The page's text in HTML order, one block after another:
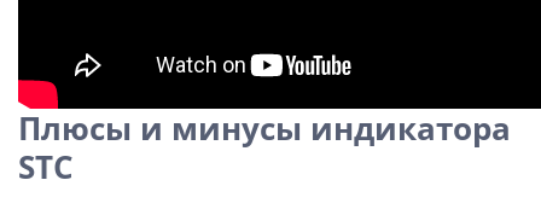
Плюсы и минусы индикатора
STC